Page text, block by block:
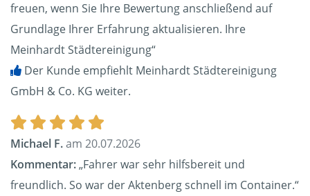
freuen, wenn Sie Ihre Bewertung anschließend auf
Grundlage Ihrer Erfahrung aktualisieren. Ihre
Meinhardt Städtereinigung“
Der Kunde empfiehlt Meinhardt Städtereinigung
GmbH & Co. KG weiter.
Michael F.am 20.07.2026
Kommentar:„Fahrer war sehr hilfsbereit und
freundlich. So war der Aktenberg schnell im Container.“